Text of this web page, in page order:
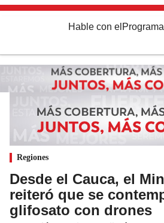
Hable con el Programa
Regiones
Desde el Cauca, el
reiteró que se
glifosato con drones